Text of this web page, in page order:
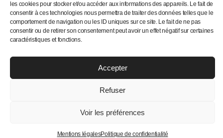
les cookies pour stocker et/ou accéder aux informations des appareils. Le fait de
consentir à ces technologies nous permettra de traiter des données telles que le
comportement de navigation ou les ID uniques sur ce site. Le fait de ne pas
consentir ou de retirer son consentement peut avoir un effet négatif sur certaines
caractéristiques et fonctions.
Accepter
Refuser
Voir les préférences
Mentions légalesPolitique de confidentialité
20h
À l’origine, la
beauté
© 2025 Bendry. Tous droits réservés
Mentions légales